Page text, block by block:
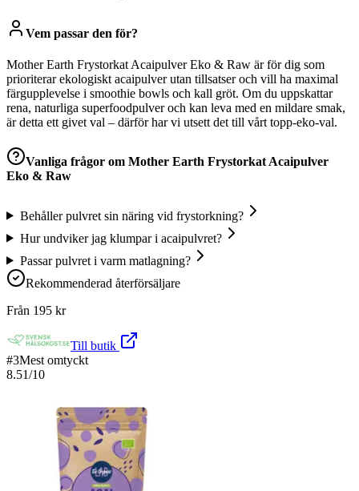
Vem passar den för?
Mother Earth Frystorkat Acaipulver Eko & Raw är för dig som
prioriterar ekologiskt acaipulver utan tillsatser och vill ha maximal
färgupplevelse i smoothie bowls och kall gröt. Om du uppskattar
rena, naturliga superfoodpulver och kan leva med en mildare smak,
är detta ett givet val – därför har vi utsett det till vårt topp-eko-val.
Vanliga frågor om Mother Earth Frystorkat Acaipulver
Eko & Raw
Behåller pulvret sin näring vid frystorkning?
Hur undviker jag klumpar i acaipulvret?
Passar pulvret i varm matlagning?
Rekommenderad återförsäljare
Från 195 kr
Till butik
#3Mest omtyckt
8.51/10